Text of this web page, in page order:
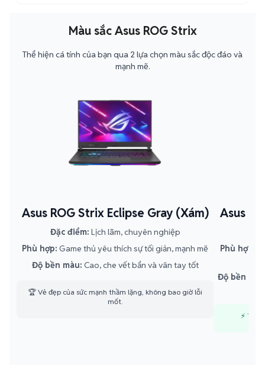
Màu sắc Asus ROG Strix
Thể hiện cá tính của bạn qua 2 lựa chọn màu sắc độc đáo và
mạnh mẽ.
Asus ROG Strix Eclipse Gray (Xám)
Đặc điểm: Lịch lãm, chuyên nghiệp
Phù hợp: Game thủ yêu thích sự tối giản, mạnh mẽ
Độ bền màu: Cao, che vết bẩn và vân tay tốt
🏆 Vẻ đẹp của sức mạnh thầm lặng, không bao giờ lỗi
mốt.
Asus
Phù hợp:
Độ bền
⚡